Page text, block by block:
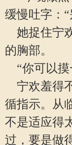
缓慢吐字：
她捉住宁
的胸部。
“你可以
宁欢羞得
循指示。从
不是适应得
过，要是做